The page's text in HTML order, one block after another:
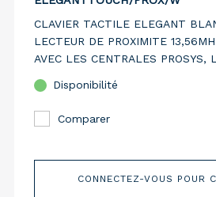
CLAVIER TACTILE ELEGANT
LECTEUR DE PROXIMITE
AVEC LES CENTRALES PROSYS,
PROSYS PLUS
Disponibilité
Comparer
CONNECTEZ-VOUS POUR